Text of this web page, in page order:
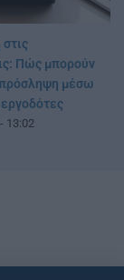
Πώς μπορούν
μέσω
εργοδότες
13:02